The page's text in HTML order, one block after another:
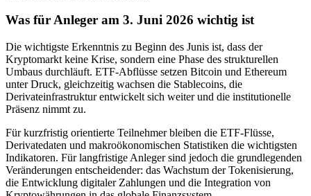
Was für Anleger am 3. Juni 2026 wichtig ist
Die wichtigste Erkenntnis zu Beginn des Junis ist, dass der
Kryptomarkt keine Krise, sondern eine Phase des strukturellen
Umbaus durchläuft. ETF-Abflüsse setzen Bitcoin und Ethereum
unter Druck, gleichzeitig wachsen die Stablecoins, die
Derivateinfrastruktur entwickelt sich weiter und die institutionelle
Präsenz nimmt zu.
Für kurzfristig orientierte Teilnehmer bleiben die ETF-Flüsse,
Derivatedaten und makroökonomischen Statistiken die wichtigsten
Indikatoren. Für langfristige Anleger sind jedoch die grundlegenden
Veränderungen entscheidender: das Wachstum der Tokenisierung,
die Entwicklung digitaler Zahlungen und die Integration von